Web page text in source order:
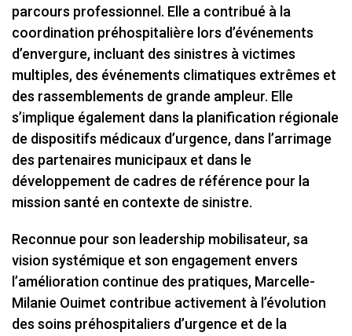
parcours professionnel. Elle a contribué à la
coordination préhospitalière lors d’événements
d’envergure, incluant des sinistres à victimes
multiples, des événements climatiques extrêmes et
des rassemblements de grande ampleur. Elle
s’implique également dans la planification régionale
de dispositifs médicaux d’urgence, dans l’arrimage
des partenaires municipaux et dans le
développement de cadres de référence pour la
mission santé en contexte de sinistre.
Reconnue pour son leadership mobilisateur, sa
vision systémique et son engagement envers
l’amélioration continue des pratiques, Marcelle-
Milanie Ouimet contribue activement à l’évolution
des soins préhospitaliers d’urgence et de la